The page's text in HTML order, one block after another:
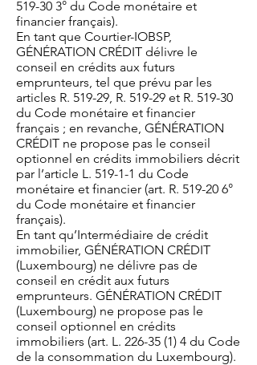
519-30 3° du Code monétaire et
financier français).
En tant que Courtier-IOBSP,
GÉNÉRATION CRÉDIT délivre le
conseil en crédits aux futurs
emprunteurs, tel que prévu par les
articles R. 519-29, R. 519-29 et R. 519-30
du Code monétaire et financier
français ; en revanche, GÉNÉRATION
CRÉDIT ne propose pas le conseil
optionnel en crédits immobiliers décrit
par l’article L. 519-1-1 du Code
monétaire et financier (art. R. 519-20 6°
du Code monétaire et financier
français).
En tant qu’Intermédiaire de crédit
immobilier, GÉNÉRATION CRÉDIT
(Luxembourg) ne délivre pas de
conseil en crédit aux futurs
emprunteurs. GÉNÉRATION CRÉDIT
(Luxembourg) ne propose pas le
conseil optionnel en crédits
immobiliers (art. L. 226-35 (1) 4 du Code
de la consommation du Luxembourg).